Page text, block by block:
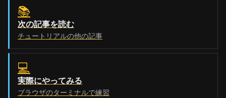
📚
次の記事を読む
チュートリアルの他の記事
💻
実際にやってみる
ブラウザのターミナルで練習